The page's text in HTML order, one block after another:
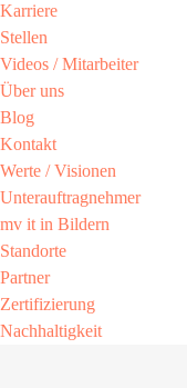
Karriere​
Stellen
Videos / Mitarbeiter​
Über uns
Blog
Kontakt
Werte / Visionen ​
Unterauftragnehmer
mv it in Bildern​
Standorte
Partner​
Zertifizierung​
Nachhaltigkeit​